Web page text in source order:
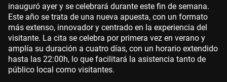
inauguró ayer y se celebrará durante este fin de semana.
Este año se trata de una nueva apuesta, con un formato
más extenso, innovador y centrado en la experiencia del
visitante. La cita se celebra por primera vez en verano y
amplía su duración a cuatro días, con un horario extendido
hasta las 22:00h, lo que facilitará la asistencia tanto de
público local como visitantes.